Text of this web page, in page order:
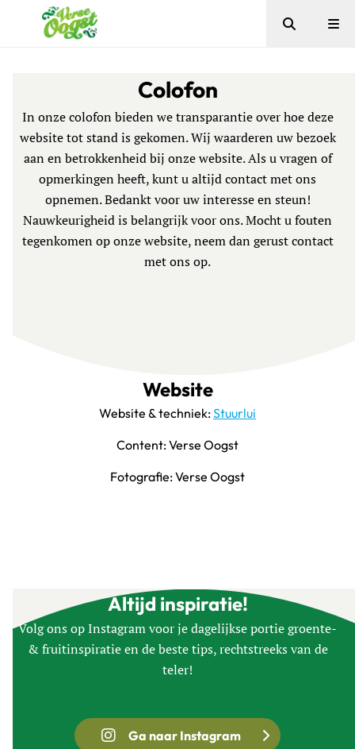
Zoeken
Colofon
In onze colofon bieden we transparantie over hoe deze
website tot stand is gekomen. Wij waarderen uw bezoek
aan en betrokkenheid bij onze website. Als u vragen of
opmerkingen heeft, kunt u altijd contact met ons
opnemen. Bedankt voor uw interesse en steun!
Nauwkeurigheid is belangrijk voor ons. Mocht u fouten
tegenkomen op onze website, neem dan gerust contact
met ons op.
Website
Website & techniek:Stuurlui
Content: Verse Oogst
Fotografie: Verse Oogst
Altijd inspiratie!
Volg ons op Instagram voor je dagelijkse portie groente-
& fruitinspiratie en de beste tips, rechtstreeks van de
teler!
Ga naar Instagram